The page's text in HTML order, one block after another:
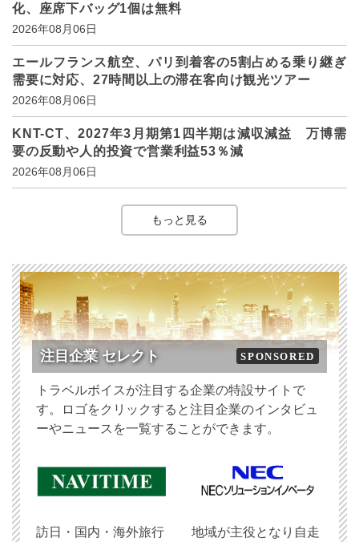
化、座席下バッグ1個は無料
2026年08月06日
エールフランス航空、パリ到着客の5割占める乗り継ぎ
需要に対応、27時間以上の滞在客向け観光ツアー
2026年08月06日
KNT-CT、2027年3月期第1四半期は減収減益 万博需
要の反動や人的投資で営業利益53％減
2026年08月06日
もっと見る
注目企業 セレクト SPONSORED
トラベルボイスが注目する企業の特設サイトで
す。ロゴをクリックすると注目企業のインタビュ
ーやニュースを一覧することができます。
訪日・国内・海外旅行
地域が主役となり自走